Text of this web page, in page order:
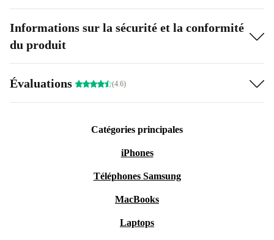
Informations sur la sécurité et la conformité
du produit
Évaluations (4.6)
Catégories principales
iPhones
Téléphones Samsung
MacBooks
Laptops